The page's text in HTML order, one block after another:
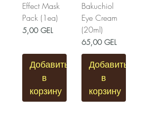
Effect Mask
Pack (1ea)
Цена
5,00 GEL
Добавить
в
корзину
Bakuchiol
Eye Cream
(20ml)
Цена
65,00 GEL
Добавить
в
корзину